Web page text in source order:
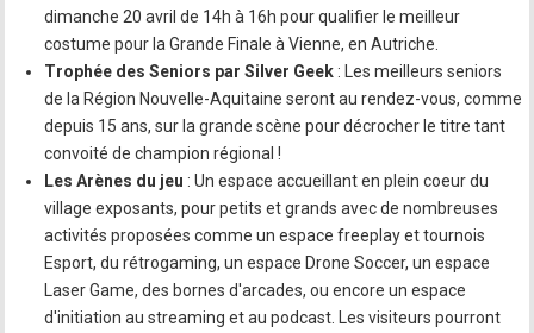
dimanche 20 avril de 14h à 16h pour qualifier le meilleur
costume pour la Grande Finale à Vienne, en Autriche.
Trophée des Seniors par Silver Geek : Les meilleurs seniors
de la Région Nouvelle-Aquitaine seront au rendez-vous, comme
depuis 15 ans, sur la grande scène pour décrocher le titre tant
convoité de champion régional !
Les Arènes du jeu : Un espace accueillant en plein coeur du
village exposants, pour petits et grands avec de nombreuses
activités proposées comme un espace freeplay et tournois
Esport, du rétrogaming, un espace Drone Soccer, un espace
Laser Game, des bornes d'arcades, ou encore un espace
d'initiation au streaming et au podcast. Les visiteurs pourront